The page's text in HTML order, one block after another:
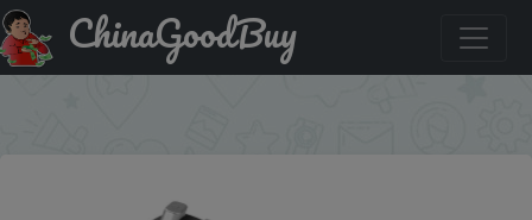
Придбати по акціи Миксер ручной VIXTER VHM-5230
550Вт + набор мерных ложек
ChinaGoodBuy